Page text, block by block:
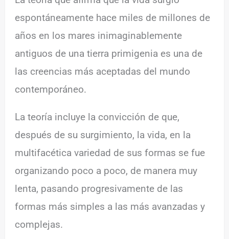
espontáneamente hace miles de millones de
años en los mares inimaginablemente
antiguos de una tierra primigenia es una de
las creencias más aceptadas del mundo
contemporáneo.
La teoría incluye la convicción de que,
después de su surgimiento, la vida, en la
multifacética variedad de sus formas se fue
organizando poco a poco, de manera muy
lenta, pasando progresivamente de las
formas más simples a las más avanzadas y
complejas.